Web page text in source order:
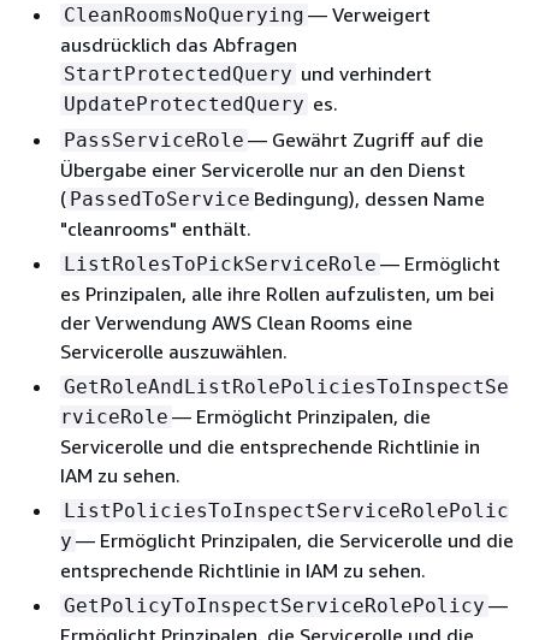
CleanRoomsNoQuerying — Verweigert
ausdrücklich das Abfragen
StartProtectedQuery und verhindert
UpdateProtectedQuery es.
PassServiceRole — Gewährt Zugriff auf die
Übergabe einer Servicerolle nur an den Dienst
( PassedToService Bedingung), dessen Name
"cleanrooms" enthält.
ListRolesToPickServiceRole — Ermöglicht
es Prinzipalen, alle ihre Rollen aufzulisten, um bei
der Verwendung AWS Clean Rooms eine
Servicerolle auszuwählen.
GetRoleAndListRolePoliciesToInspectSe
rviceRole — Ermöglicht Prinzipalen, die
Servicerolle und die entsprechende Richtlinie in
IAM zu sehen.
ListPoliciesToInspectServiceRolePolic
y — Ermöglicht Prinzipalen, die Servicerolle und die
entsprechende Richtlinie in IAM zu sehen.
GetPolicyToInspectServiceRolePolicy —
Ermöglicht Prinzipalen, die Servicerolle und die